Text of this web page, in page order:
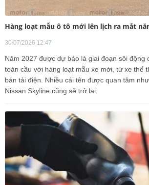
Hàng loạt mẫu ô tô mới lên lịch ra mắt
30/07/2026 12:47
Năm 2027 được dự báo là giai đoạn sôi động
toàn cầu với hàng loạt mẫu xe mới, từ xe thể
bán tải điện. Nhiều cái tên được quan tâm
Nissan Skyline cũng sẽ trở lại.